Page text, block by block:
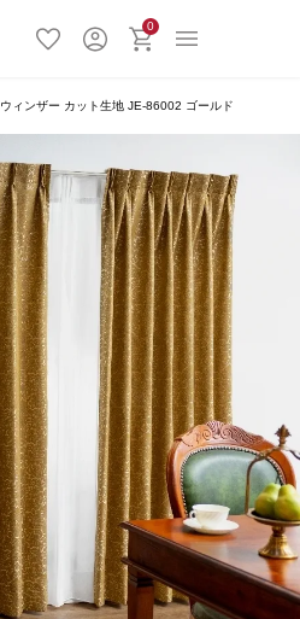
0
ウィンザー カット生地 JE-86002 ゴールド